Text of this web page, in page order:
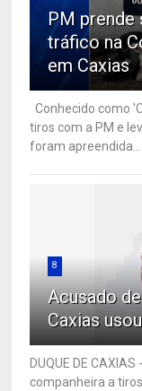
PM
tráfico na
em Caxias
Conhecido como
tiros com a PM e
foram apreendida...
8
Acusado
Caxias
DUQUE DE
companheira a